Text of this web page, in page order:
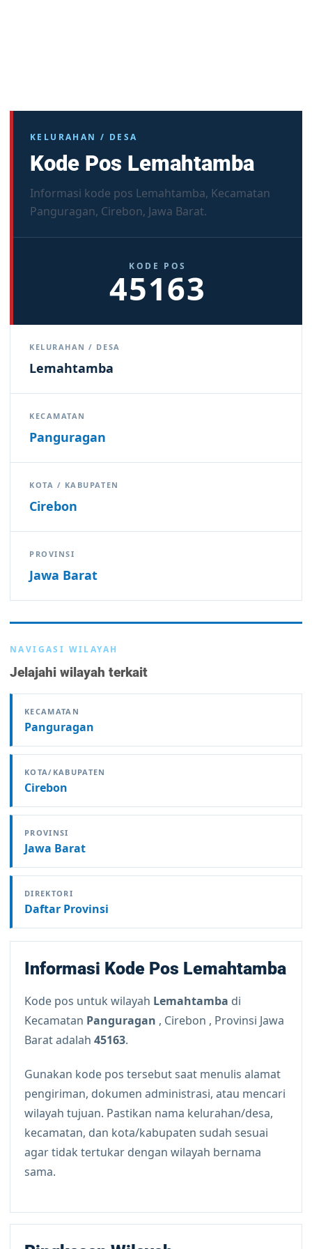
KELURAHAN / DESA
Kode Pos Lemahtamba
Informasi kode pos Lemahtamba, Kecamatan
Panguragan, Cirebon, Jawa Barat.
KODE POS
45163
KELURAHAN / DESA
Lemahtamba
KECAMATAN
Panguragan
KOTA / KABUPATEN
Cirebon
PROVINSI
Jawa Barat
NAVIGASI WILAYAH
Jelajahi wilayah terkait
KECAMATAN
Panguragan
KOTA/KABUPATEN
Cirebon
PROVINSI
Jawa Barat
DIREKTORI
Daftar Provinsi
Informasi Kode Pos Lemahtamba
Kode pos untuk wilayah Lemahtamba di
Kecamatan Panguragan , Cirebon , Provinsi Jawa
Barat adalah 45163.
Gunakan kode pos tersebut saat menulis alamat
pengiriman, dokumen administrasi, atau mencari
wilayah tujuan. Pastikan nama kelurahan/desa,
kecamatan, dan kota/kabupaten sudah sesuai
agar tidak tertukar dengan wilayah bernama
sama.